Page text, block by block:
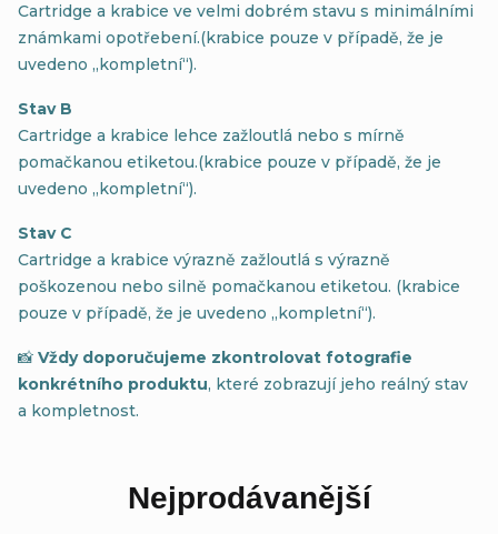
Cartridge a krabice ve velmi dobrém stavu s minimálními
známkami opotřebení.(krabice pouze v případě, že je
uvedeno „kompletní“).
Stav B
Cartridge a krabice lehce zažloutlá nebo s mírně
pomačkanou etiketou.(krabice pouze v případě, že je
uvedeno „kompletní“).
Stav C
Cartridge a krabice výrazně zažloutlá s výrazně
poškozenou nebo silně pomačkanou etiketou. (krabice
pouze v případě, že je uvedeno „kompletní“).
📸 Vždy doporučujeme zkontrolovat fotografie
konkrétního produktu, které zobrazují jeho reálný stav
a kompletnost.
Nejprodávanější